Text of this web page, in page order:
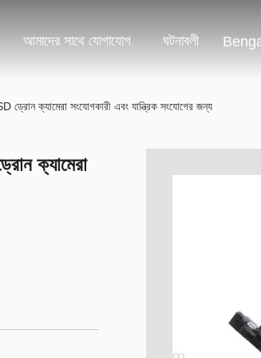
আমাদের সাথে যোগাযোগ ঘটনাবলী
ক্যামেরা সংযোগকারী এবং যান্ত্রিক সংযোগের জন্য
ক্যামেরা